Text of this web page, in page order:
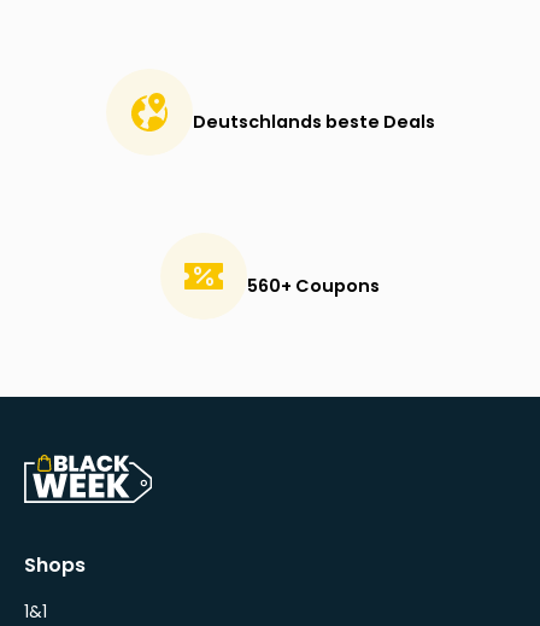
Deutschlands beste Deals
560+ Coupons
Shops
1&1